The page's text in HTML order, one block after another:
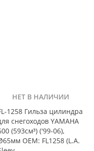
НЕТ В НАЛИЧИИ
1258 Гильза цилиндра
снегоходов YAMAHA
(593см³) ('99-06),
OEM: FL1258 (L.A.